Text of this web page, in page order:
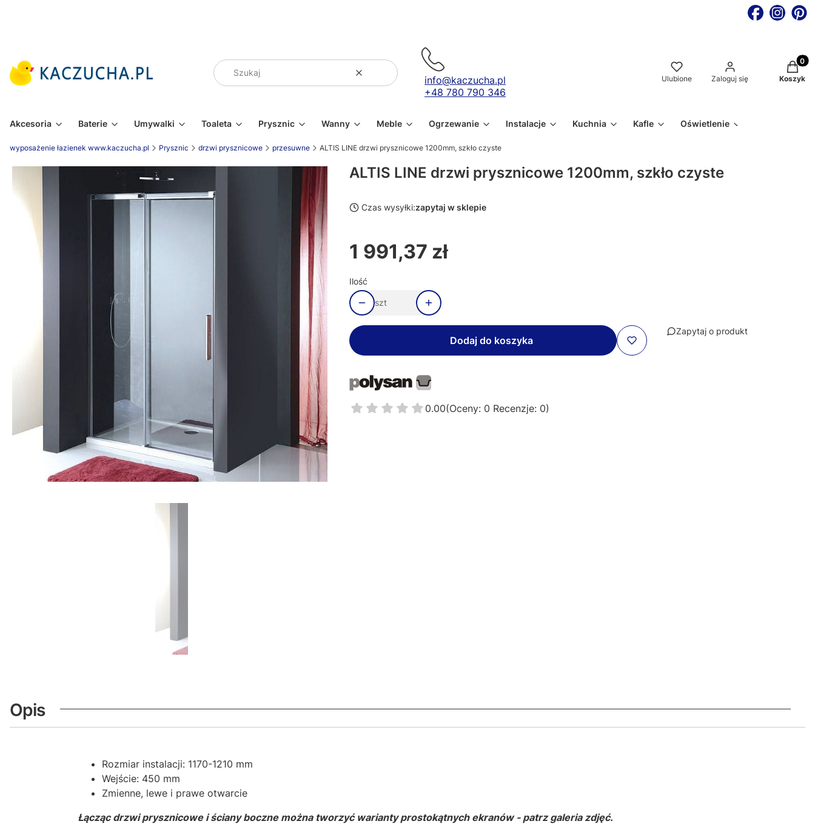
WyczyśćSzukaj
info@kaczucha.pl
+48 780 790 346
Ulubione Zaloguj się Koszyk
Akcesoria Baterie Umywalki Toaleta Prysznic Wanny Meble Ogrzewanie Instalacje Kuchnia Kafle Oświetlenie
wyposażenie łazienek www.kaczucha.pl Prysznic drzwi prysznicowe przesuwne ALTIS LINE drzwi prysznicowe 1200mm, szkło czyste
ALTIS LINE drzwi prysznicowe 1200mm, szkło czyste
Czas wysyłki:zapytaj w sklepie
Cena
1 991,37 zł
Ilość
szt
Dodaj do koszyka
Zapytaj o produkt
0.00(Oceny: 0 Recenzje: 0)
Opis
Rozmiar instalacji: 1170-1210 mm
Wejście: 450 mm
Zmienne, lewe i prawe otwarcie
Łącząc drzwi prysznicowe i ściany boczne można tworzyć warianty prostokątnych ekranów - patrz galeria zdjęć.